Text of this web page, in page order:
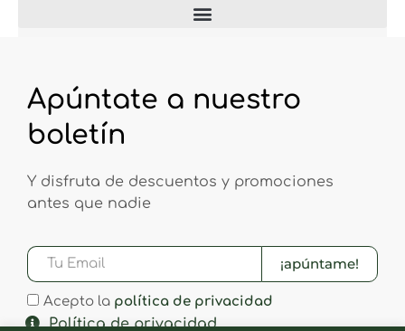
Apúntate a nuestro
boletín
Y disfruta de descuentos y promociones
antes que nadie
Acepto la política de privacidad
¡apúntame!
Política de privacidad